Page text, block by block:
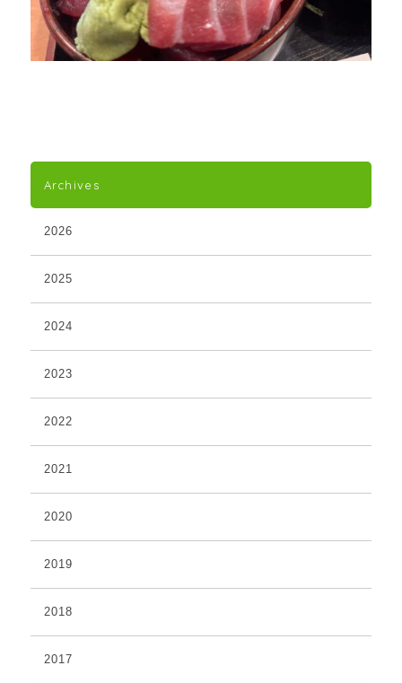
Archives
2026
2025
2024
2023
2022
2021
2020
2019
2018
2017